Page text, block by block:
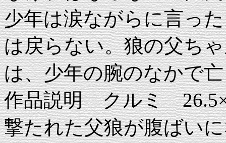
少年は涙ながらに言っ
は戻らない。狼の父ち
は、少年の腕のなかで
作品説明 クルミ
撃たれた父狼が腹ばい